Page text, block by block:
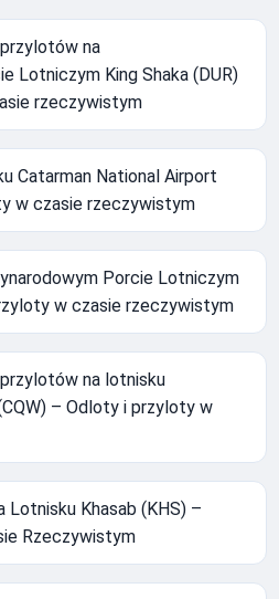
na
Lotniczym King Shaka (DUR)
rzeczywistym
Catarman National Airport
w czasie rzeczywistym
Porcie Lotniczym
w czasie rzeczywistym
na lotnisku
– Odloty i przyloty w
Lotnisku Khasab (KHS) –
Rzeczywistym